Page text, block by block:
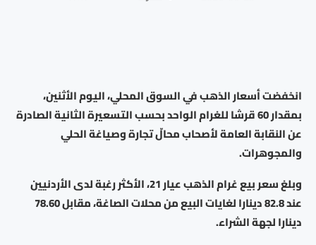
انخفضت أسعار الذهب في السوق المحلي، اليوم الأثنين،
بمقدار 60 قرشا للغرام الواحد بحسب التسعيرة الثانية الصادرة
عن النقابة العامة لأصحاب محالّ تجارة وصياغة الحلي
والمجوهرات.
وبلغ سعر بيع غرام الذهب عيار 21، الأكثر رغبة لدى الأردنيين
عند 82.8 دينارا لغايات البيع من محلات الصاغة، مقابل 78.60
دينارا لجهة الشراء.